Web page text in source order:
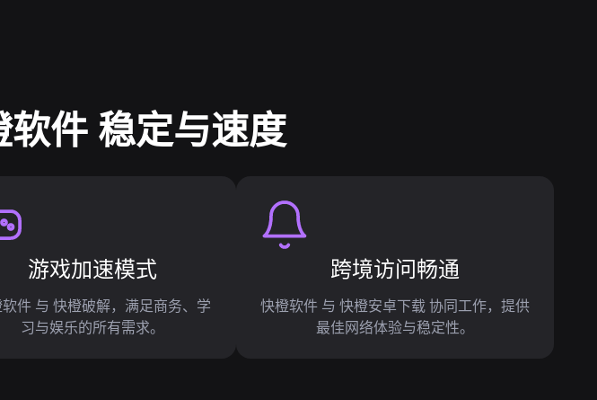
件 稳定与速度
游戏加速模式
件 与 快橙破解，满足商务、学
习与娱乐的所有需求。
跨境访问畅通
快橙软件 与 快橙安卓下载 协同工作，提供
最佳网络体验与稳定性。